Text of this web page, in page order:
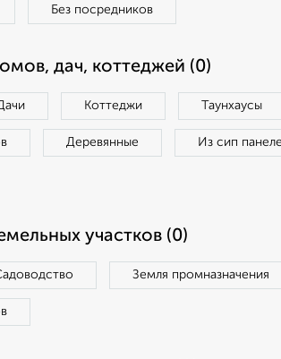
Без посредников
дач, коттеджей (0)
Коттеджи Таунхаусы
Деревянные Из сип
участков (0)
Земля промназначения